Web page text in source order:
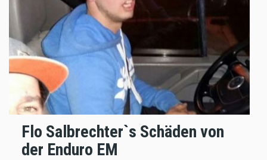
Flo Salbrechter`s Schäden von
der Enduro EM